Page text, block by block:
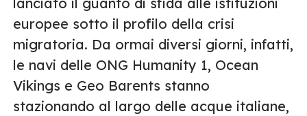
europee sotto il profilo della crisi
migratoria. Da ormai diversi giorni, infatti,
le navi delle ONG Humanity 1, Ocean
Vikings e Geo Barents stanno
stazionando al largo delle acque italiane,